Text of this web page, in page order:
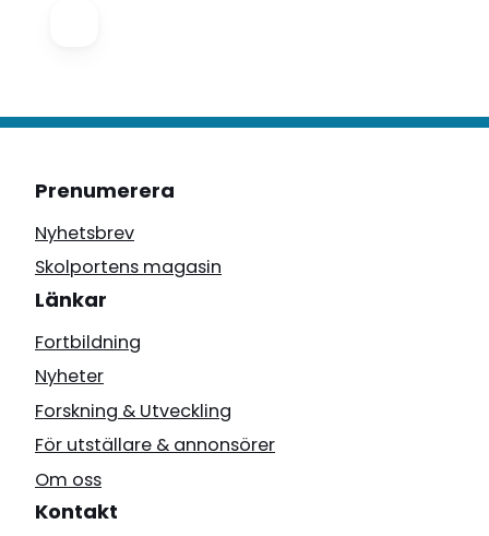
Prenumerera
Nyhetsbrev
Skolportens magasin
Länkar
Fortbildning
Nyheter
Forskning & Utveckling
För utställare & annonsörer
Om oss
Kontakt